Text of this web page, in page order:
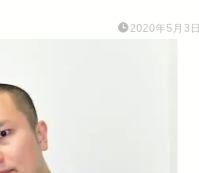
2020年5月3日